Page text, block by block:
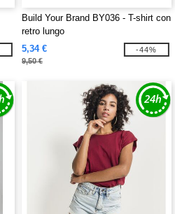
Build Your Brand BY036 - T-shirt con
retro lungo
5,34 €
9,50 €
-44%